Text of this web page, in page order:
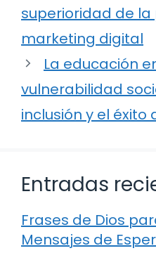
superioridad de
marketing digital
La educación
vulnerabilidad
inclusión y el éxito
Entradas
Frases de Dios
Mensajes de